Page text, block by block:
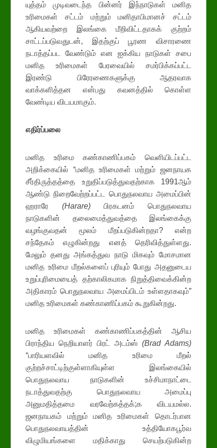
யுத்தம் முடிவடைந்த பின்னர் இந்நாடுகள் மனித
உரிமைகள் சட்டம் மற்றும் மனிதாபிமானச் சட்டம்
ஆகியவற்றை இலங்கை மீறிவிட்டதாகக் குற்றம்
சாட்டப்படுவதுடன், இதற்குப் பூரண விசாரணை
நடாத்தப்பட வேண்டும் என ஐக்கிய நாடுகள் சபை
மனித உரிமைகள் பேரவையில் சமர்பிக்கப்பட்ட
இரண்டு பிரேரணைகளுக்கு ஆதரவாக
வாக்களித்தன என்பது கவனத்தில் கொள்ள
வேண்டிய விடயமாகும்.
எதிர்ப்பலை
மனித உரிமை கண்காணிப்பகம் வெளியிடப்பட்ட
அறிக்கையில் “மனித உரிமைகள் மற்றும் ஜனநாயக
சீர்திருத்தத்தை உறுதிப்படுத்துவதற்காக 1991ஆம்
ஆண்டு நிறைவேற்றப்பட்ட பொதுநலவாய அமைப்பின்
ஹராரே (Harare)பிரகடனம் பொதுநலவாய
நாடுகளின் தலைமைத்துவத்தை இலங்கைக்கு
வழங்குவதன் மூலம் மீறப்படுகின்றதா? என்ற
சந்தேகம் எழுகின்றது எனத் தெரிவித்துள்ளது.
மேலும் தனது அங்கத்துவ நாடு மிகவும் மோசமான
மனித உரிமை மீறல்களைப் புரியும் போது அதனுடைய
உறுப்புரிமையைத் தற்காலிகமாக நிறுத்திவைக்கின்ற
அதிகாரம் பொதுநலவாய அமைப்பிடம் உள்ளதாகவும்”
மனித உரிமைகள் கண்காணிப்பகம் கூறுகின்றது.
மனித உரிமைகள் கண்காணிப்பகத்தின் ஆசிய
பிராந்திய நெறியாளர் பிரட் அடம்ஸ் (Brad Adams)
“பாரியளவில் மனித உரிமை மீறல்
குற்றச்சாட்டிற்குள்ளாகியுள்ள இலங்கையில்
பொதுநலவாய நாடுகளின் உச்சிமாநாட்டை
நடாத்துவதற்கு பொதுநலவாய அமைப்பு
அனுமதித்தமை வரவேற்கத்தக்;க விடயமல்ல.
ஜனநாயகம் மற்றும் மனித உரிமைகள் தொடர்பான
பொதுநலவாயத்தின் உத்தியோகபூர்வ
விழுமியங்களை மதிக்காது செயற்படுகின்ற